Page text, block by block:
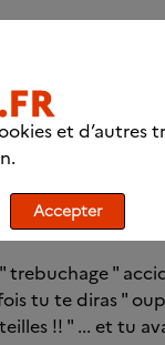
de semaine,
"
tu te diras "
!! " ... et tu
et d’autres
Accepter